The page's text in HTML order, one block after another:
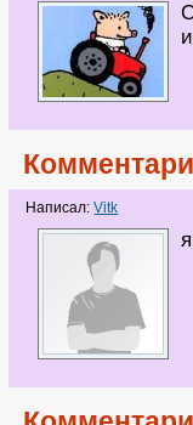
Написал:Vitk